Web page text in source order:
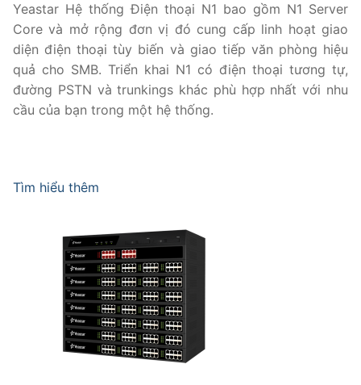
Yeastar Hệ thống Điện thoại N1 bao gồm N1 Server
Core và mở rộng đơn vị đó cung cấp linh hoạt giao
diện điện thoại tùy biến và giao tiếp văn phòng hiệu
quả cho SMB. Triển khai N1 có điện thoại tương tự,
đường PSTN và trunkings khác phù hợp nhất với nhu
cầu của bạn trong một hệ thống.
Tìm hiểu thêm